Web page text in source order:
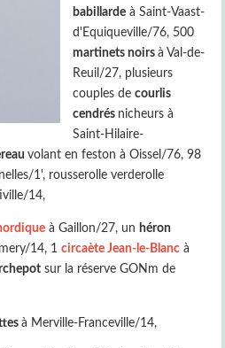
babillarde à Saint-Vaast-
d'Equiqueville/76, 500
martinets noirsà Val-de-
Reuil/27, plusieurs
couples decourlis
cendrés nicheurs à
Saint-Hilaire-
volant en feston à Oissel/76, 98
1', rousserolle verderolle
14,
à Gaillon/27, un héron
14, 1circaète Jean-le-Blanc à
sur la réserve GONm de
à Merville-Franceville/14,